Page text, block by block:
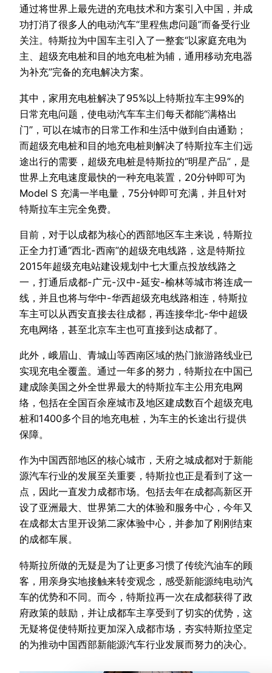
通过将世界上最先进的充电技术和方案引入中国，并成
功打消了很多人的电动汽车“里程焦虑问题”而备受行业
关注。特斯拉为中国车主引入了一整套“以家庭充电为
主、超级充电桩和目的地充电桩为辅，通用移动充电器
为补充”完备的充电解决方案。
其中，家用充电桩解决了95%以上特斯拉车主99%的
日常充电问题，使电动汽车车主们每天都能“满格出
门”，可以在城市的日常工作和生活中做到自由通勤；
而超级充电桩和目的地充电桩则解决了特斯拉车主们远
途出行的需要，超级充电桩是特斯拉的“明星产品”，是
世界上充电速度最快的一种充电装置，20分钟即可为
Model S 充满一半电量，75分钟即可充满，并且针对
特斯拉车主完全免费。
目前，对于以成都为核心的西部地区车主来说，特斯拉
正全力打通“西北-西南”的超级充电线路，这是特斯拉
2015年超级充电站建设规划中七大重点投放线路之
一，打通后成都-广元-汉中-延安-榆林等城市将连成一
线，并且也将与华中-华西超级充电线路相连，特斯拉
车主可以从西安直接去往成都，再连接华北-华中超级
充电网络，甚至北京车主也可直接到达成都了。
此外，峨眉山、青城山等西南区域的热门旅游路线业已
实现充电全覆盖。通过一年多的努力，特斯拉在中国已
建成除美国之外全世界最大的特斯拉车主公用充电网
络，包括在全国百余座城市及地区建成数百个超级充电
桩和1400多个目的地充电桩，为车主的长途出行提供
保障。
作为中国西部地区的核心城市，天府之城成都对于新能
源汽车行业的发展至关重要，特斯拉也正是看到了这一
点，因此一直发力成都市场。包括去年在成都高新区开
设了亚洲最大、世界第二大的体验和服务中心，今年又
在成都太古里开设第二家体验中心，并参加了刚刚结束
的成都车展。
特斯拉所做的无疑是为了让更多习惯了传统汽油车的顾
客，用亲身实地接触来转变观念，感受新能源纯电动汽
车的优势和不同。而今，特斯拉再一次在成都获得了政
府政策的鼓励，并让成都车主享受到了切实的优势，这
无疑将促使特斯拉更加深入成都市场，夯实特斯拉坚定
的为推动中国西部新能源汽车行业发展而努力的决心。